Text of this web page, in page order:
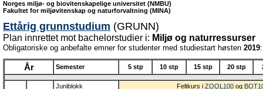
Norges miljø- og biovitenskapelige universitet (NMBU)
Fakultet for miljøvitenskap og naturforvaltning (MINA)
Ettårig grunnstudium (GRUNN)
Plan innrettet mot bachelorstudier i: Miljø og naturressurser
Obligatoriske og anbefalte emner for studenter med studiestart høsten 2019:
År Semester 5 stp 10 stp 15 stp 20 stp
Juniblokk Feltkurs i ZOOL100 og